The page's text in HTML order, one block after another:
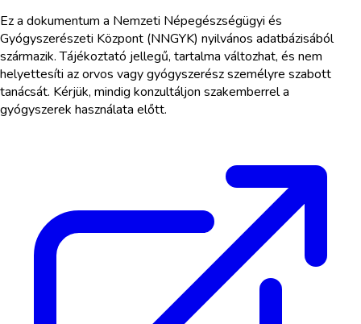
Ez a dokumentum a Nemzeti Népegészségügyi és
Gyógyszerészeti Központ (NNGYK) nyilvános adatbázisából
származik. Tájékoztató jellegű, tartalma változhat, és nem
helyettesíti az orvos vagy gyógyszerész személyre szabott
tanácsát. Kérjük, mindig konzultáljon szakemberrel a
gyógyszerek használata előtt.